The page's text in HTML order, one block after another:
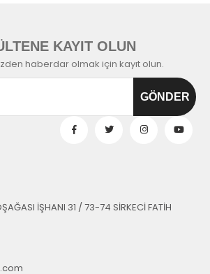
KAYIT OLUN
haberdar olmak için kayıt olun.
İŞHANI 31 / 73-74 SİRKECİ FATİH